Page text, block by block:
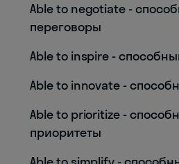
Able to negotiate -
переговоры
Able to inspire -
Able to innovate -
Able to prioritize -
приоритеты